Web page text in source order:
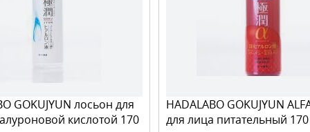
GOKUJYUN лосьон для
кислотой 170
HADALABO GOKUJYUN
для лица питательный